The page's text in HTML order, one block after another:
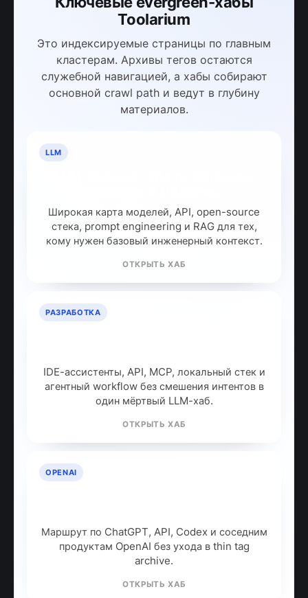
Toolarium
Это индексируемые страницы по главным
кластерам. Архивы тегов остаются
служебной навигацией, а хабы собирают
основной crawl path и ведут в глубину
материалов.
LLM
Широкая карта моделей, API, open-source
стека, prompt engineering и RAG для тех,
кому нужен базовый инженерный контекст.
ОТКРЫТЬ ХАБ
РАЗРАБОТКА
IDE-ассистенты, API, MCP, локальный стек и
агентный workflow без смешения интентов в
один мёртвый LLM-хаб.
ОТКРЫТЬ ХАБ
OPENAI
Маршрут по ChatGPT, API, Codex и соседним
продуктам OpenAI без ухода в thin tag
archive.
ОТКРЫТЬ ХАБ